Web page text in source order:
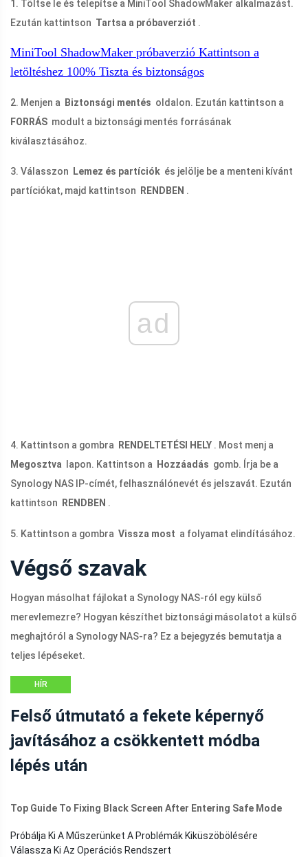
1. Töltse le és telepítse a MiniTool ShadowMaker alkalmazást.
Ezután kattintson Tartsa a próbaverziót .
MiniTool ShadowMaker próbaverzió Kattintson a
letöltéshez 100% Tiszta és biztonságos
2. Menjen a Biztonsági mentés oldalon. Ezután kattintson a
FORRÁS modult a biztonsági mentés forrásának
kiválasztásához.
3. Válasszon Lemez és partíciók és jelölje be a menteni kívánt
partíciókat, majd kattintson
RENDBEN .
ad
4. Kattintson a gombra RENDELTETÉSI HELY . Most menj a
Megosztva lapon. Kattintson a Hozzáadás gomb. Írja be a
Synology NAS IP-címét, felhasználónevét és jelszavát. Ezután
kattintson
RENDBEN .
5. Kattintson a gombra Vissza most a folyamat elindításához.
Végső szavak
Hogyan másolhat fájlokat a Synology NAS-ról egy külső
merevlemezre? Hogyan készíthet biztonsági másolatot a külső
meghajtóról a Synology NAS-ra? Ez a bejegyzés bemutatja a
teljes lépéseket.
HÍR
Felső útmutató a fekete képernyő
javításához a csökkentett módba
lépés után
Top Guide To Fixing Black Screen After Entering Safe Mode
Próbálja Ki A Műszerünket A Problémák Kiküszöbölésére
Válassza Ki Az Operációs Rendszert